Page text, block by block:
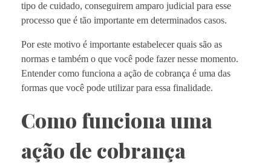
tipo de cuidado, conseguirem amparo judicial para esse
processo que é tão importante em determinados casos.
Por este motivo é importante estabelecer quais são as
normas e também o que você pode fazer nesse momento.
Entender como funciona a ação de cobrança é uma das
formas que você pode utilizar para essa finalidade.
Como funciona uma
ação de cobrança